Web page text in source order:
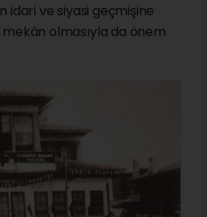
idari ve siyasi geçmişine
olmasıyla da önem